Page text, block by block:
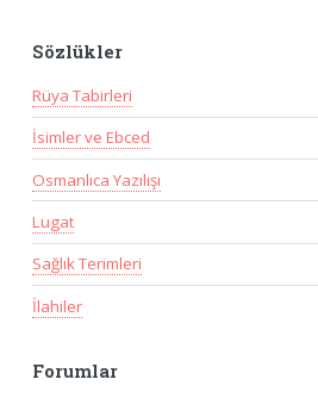
Sözlükler
Rüya Tabirleri
İsimler ve Ebced
Osmanlıca Yazılışı
Lugat
Sağlık Terimleri
İlahiler
Forumlar